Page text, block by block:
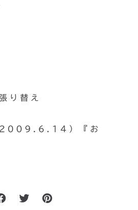
り替え
2009.6.14）『お